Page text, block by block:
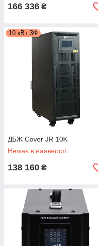
166 336 ₴
10 кВт 3Ф
ДБЖ Cover JR 10K
Немає в наявності
138 160 ₴